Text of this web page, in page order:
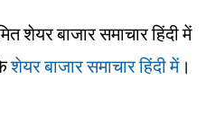
शेयर बाजार समाचार हिंदी में
शेयर बाजार समाचार हिंदी में।